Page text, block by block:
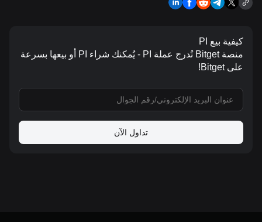
كيفية بيع PI
منصة Bitget تُدرج عملة PI - يُمكنك شراء PI أو بيعها بسرعة
على Bitget!
تداول الآن